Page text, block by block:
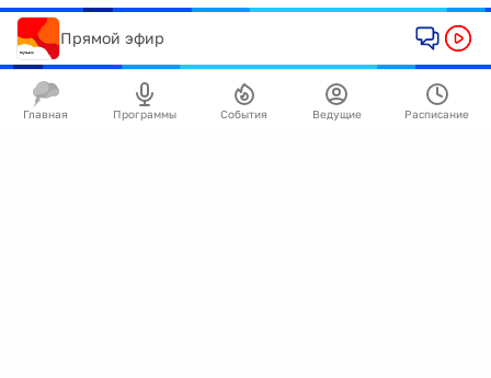
Прямой эфир
Главная Программы События Ведущие Расписание